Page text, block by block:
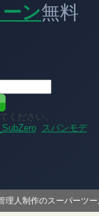
ン無料
ください。
スパンモデ
理人制作のスーパーツ